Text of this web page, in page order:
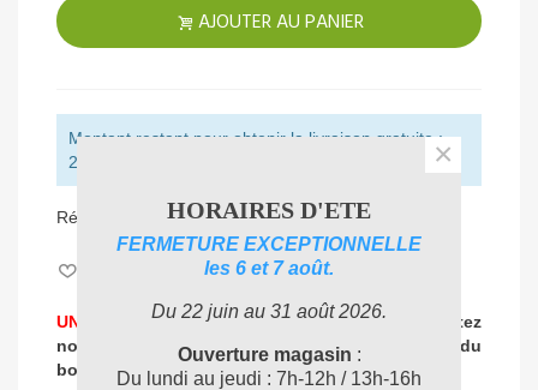
AJOUTER AU PANIER
Montant restant pour obtenir la livraison gratuite :
250,00 € (HT)
Référence: SE617000
UNE PROBLEMATIQUE DE NETTOYAGE ?
Contactez
nos experts
pour vous accompagner dans
le choix du
bon produit: 04 72 78 87 87
HORAIRES D'ETE
FERMETURE EXCEPTIONNELLE
les 6 et 7 août.
Du 22 juin au 31 août 2026.
Ouverture magasin :
Du lundi au jeudi : 7h-12h / 13h-16h
×